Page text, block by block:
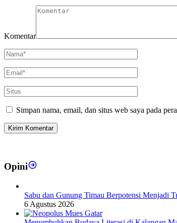
Komentar
Simpan nama, email, dan situs web saya pada
Opini
Sabu dan Gunung Timau Berpotensi Menjadi
6 Agustus 2026